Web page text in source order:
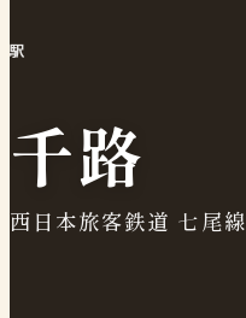
駅
千路
西日本旅客鉄道 七尾線